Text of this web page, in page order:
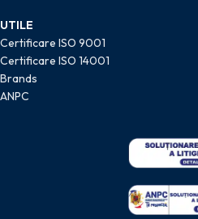
UTILE
Certificare ISO 9001
Certificare ISO 14001
Brands
ANPC